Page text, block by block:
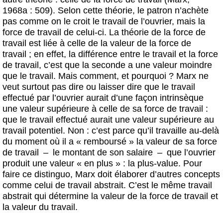
1968a : 509). Selon cette théorie, le patron n’achète
pas comme on le croit le travail de l’ouvrier, mais la
force de travail de celui-ci. La théorie de la force de
travail est liée à celle de la valeur de la force de
travail ; en effet, la différence entre le travail et la force
de travail, c’est que la seconde a une valeur moindre
que le travail. Mais comment, et pourquoi ? Marx ne
veut surtout pas dire ou laisser dire que le travail
effectué par l’ouvrier aurait d’une façon intrinsèque
une valeur supérieure à celle de sa force de travail :
que le travail effectué aurait une valeur supérieure au
travail potentiel. Non : c’est parce qu’il travaille au-delà
du moment où il a « remboursé » la valeur de sa force
de travail – le montant de son salaire – que l’ouvrier
produit une valeur « en plus » : la plus-value. Pour
faire ce distinguo, Marx doit élaborer d’autres concepts
comme celui de travail abstrait. C’est le même travail
abstrait qui détermine la valeur de la force de travail et
la valeur du travail.